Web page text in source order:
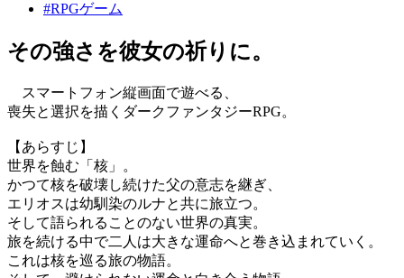
#RPGゲーム
その強さを彼女の祈りに。
スマートフォン縦画面で遊べる、
喪失と選択を描くダークファンタジーRPG。
【あらすじ】
世界を蝕む「核」。
かつて核を破壊し続けた父の意志を継ぎ、
エリオスは幼馴染のルナと共に旅立つ。
そして語られることのない世界の真実。
旅を続ける中で二人は大きな運命へと巻き込まれていく。
これは核を巡る旅の物語。